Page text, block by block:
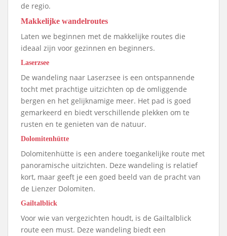
de regio.
Makkelijke wandelroutes
Laten we beginnen met de makkelijke routes die
ideaal zijn voor gezinnen en beginners.
Laserzsee
De wandeling naar Laserzsee is een ontspannende
tocht met prachtige uitzichten op de omliggende
bergen en het gelijknamige meer. Het pad is goed
gemarkeerd en biedt verschillende plekken om te
rusten en te genieten van de natuur.
Dolomitenhütte
Dolomitenhütte is een andere toegankelijke route met
panoramische uitzichten. Deze wandeling is relatief
kort, maar geeft je een goed beeld van de pracht van
de Lienzer Dolomiten.
Gailtalblick
Voor wie van vergezichten houdt, is de Gailtalblick
route een must. Deze wandeling biedt een